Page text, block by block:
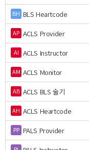
BH BLS Heartcode
AP ACLS Provider
AI ACLS Instructor
AM ACLS Monitor
AB ACLS BLS 술기
AH ACLS Heartcode
PP PALS Provider